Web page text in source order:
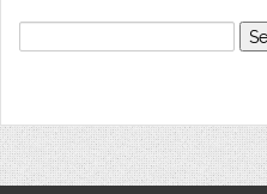
Search
for: